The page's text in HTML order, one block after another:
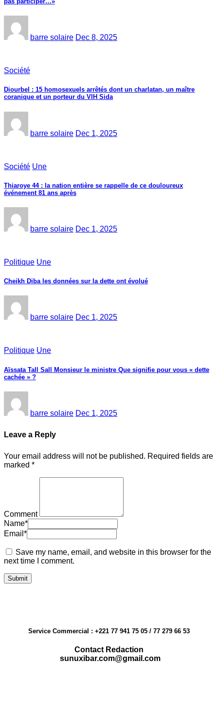
barre solaire Dec 8, 2025
Société
Diourbel : 15 homosexuels arrêtés dont un charlatan, un maître
coranique et un porteur du VIH Sida
barre solaire Dec 1, 2025
Société Une
Thiaroye 44 : la nation entière se rappelle de ce douloureux
événement 81 ans après
barre solaire Dec 1, 2025
Politique Une
Cheikh Diba les données sur la dette ont évolué
barre solaire Dec 1, 2025
Politique Une
Aïssata Tall Sall Monsieur le ministre Que signifie pour vous « dette
cachée » ?
barre solaire Dec 1, 2025
Leave a Reply
Your email address will not be published. Required fields are
marked *
Comment
Name*
Email *
Save my name, email, and website in this browser for the
next time I comment.
Service Commercial : +221 77 941 75 05 / 77 279 66 53
Contact Redaction
sunuxibar.com@gmail.com